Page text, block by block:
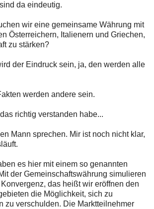
da eindeutig.
wir eine gemeinsame Währung mit
Österreichern, Italienern und Griechen,
zu stärken?
der Eindruck sein, ja, den werden alle
werden andere sein.
richtig verstanden habe...
Mann sprechen. Mir ist noch nicht klar,
es hier mit einem so genannten
der Gemeinschaftswährung simulieren
das heißt wir eröffnen den
die Möglichkeit, sich zu
zu verschulden. Die Marktteilnehmer